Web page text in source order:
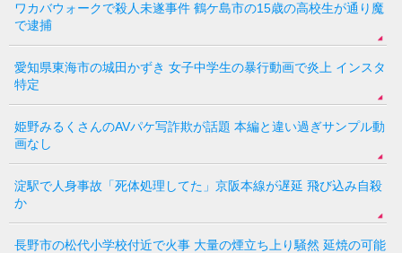
ワカバウォークで殺人未遂事件 鶴ケ島市の15歳の高校生が通り魔
で逮捕
愛知県東海市の城田かずき 女子中学生の暴行動画で炎上 インスタ
特定
姫野みるくさんのAVパケ写詐欺が話題 本編と違い過ぎサンプル動
画なし
淀駅で人身事故「死体処理してた」京阪本線が遅延 飛び込み自殺
か
長野市の松代小学校付近で火事 大量の煙立ち上り騒然 延焼の可能